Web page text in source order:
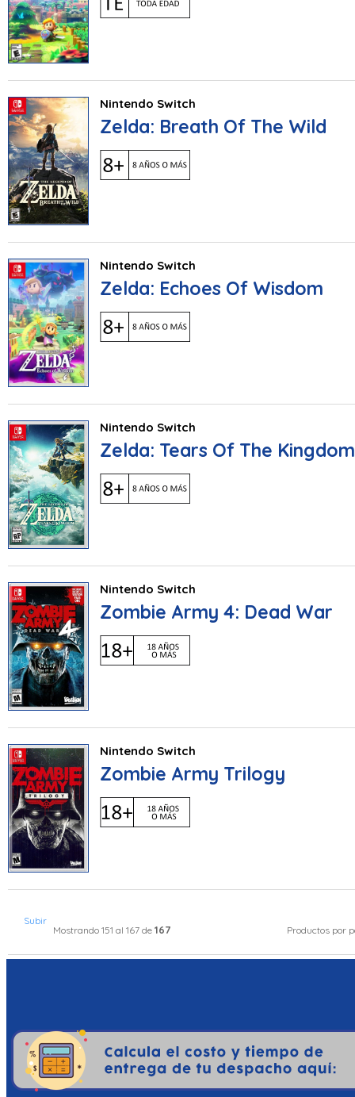
Nintendo Switch
Zelda: Breath Of The Wild
Nintendo Switch
Zelda: Echoes Of Wisdom
Nintendo Switch
Zelda: Tears Of The Kingdom
Nintendo Switch
Zombie Army 4: Dead War
Nintendo Switch
Zombie Army Trilogy
Subir
Mostrando 151 al 167 de 167 Productos por